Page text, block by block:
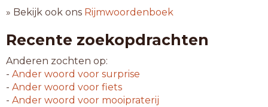
» Bekijk ook ons Rijmwoordenboek
Recente zoekopdrachten
Anderen zochten op:
- Ander woord voor surprise
- Ander woord voor fiets
- Ander woord voor mooipraterij